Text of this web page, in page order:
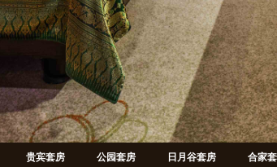
贵宾套房 公园套房 日月谷套房 合家